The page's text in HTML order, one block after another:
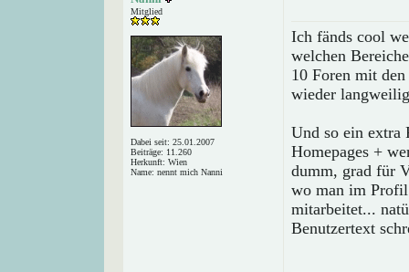
Mitglied
Dabei seit: 25.01.2007
Beiträge: 11.260
Herkunft: Wien
Name: nennt mich Nanni
Ich fänds cool
welchen
10 Foren mit
wieder
Und so ein
Homepages +
dumm, grad für
wo man im
mitarbeitet...
Benutzertext